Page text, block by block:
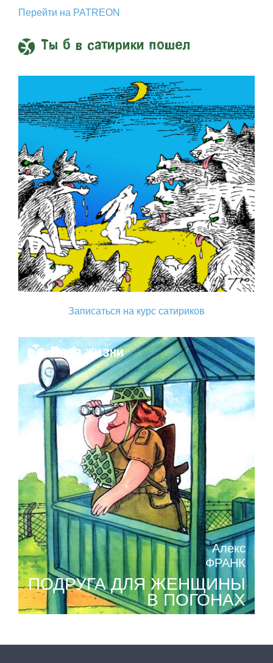
Перейти на PATREON
Ты б в сатирики пошел
Записаться на курс сатириков
Поза жизни
Алекс
ФРАНК
ПОДРУГА ДЛЯ ЖЕНЩИНЫ
В ПОГОНАХ